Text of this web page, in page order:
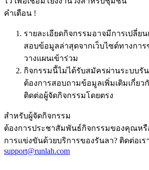
คำเตือน !
รายละเอียดกิจกรรมอาจมีการเปลี่ย
สอบข้อมูลล่าสุดจากเว็บไซต์ทางกา
วางแผนเข้าร่วม
กิจกรรมนี้ไม่ได้รับสมัครผ่านระบบ
ต้องการสอบถามข้อมูลเพิ่มเติมเกี่ยว
ติดต่อผู้จัดกิจกรรมโดยตรง
สำหรับผู้จัดกิจกรรม
ต้องการประชาสัมพันธ์กิจกรรมของคุณห
การแข่งขันด้วยบริการของรันลา? ติดต่อเร
support@runlah.com